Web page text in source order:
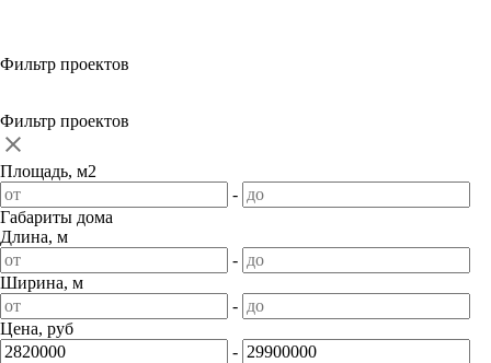
Фильтр проектов
Фильтр проектов
Площадь, м2
-
Габариты дома
Длина, м
-
Ширина, м
-
Цена, руб
-